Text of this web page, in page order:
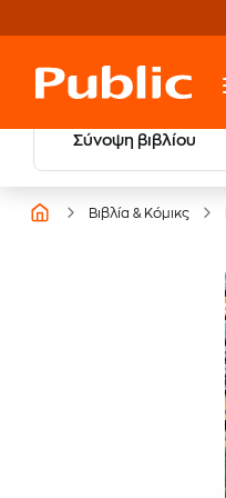
Σύνοψη βιβλίου
Βιβλία & Κόμικς